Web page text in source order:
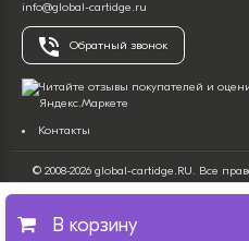
В корзину
info@global-cartidge.ru
Обратный звонок
Контакты
© 2008-2026 global-cartidge.RU. Все
322732500017266. Интернет-магазин
Все имена и торговые марки
используются только с целью описания